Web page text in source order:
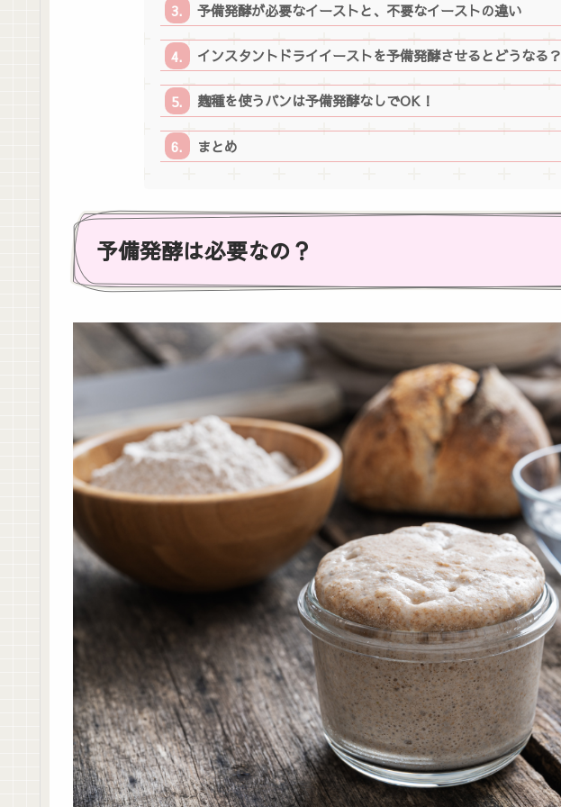
予備発酵が必要なイーストと、不要なイーストの違い
インスタントドライイーストを予備発酵させるとどうなる？
麹種を使うパンは予備発酵なしでOK！
まとめ
予備発酵は必要なの？